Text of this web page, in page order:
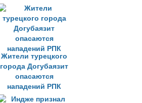
Жители турецкого
города Догубаязит
опасаются
нападений РПК